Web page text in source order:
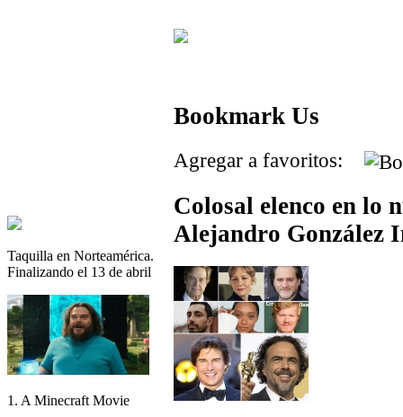
Taquilla en Norteamérica.
Finalizando el 13 de abril
1. A Minecraft Movie
Bookmark Us
Agregar a favoritos:
Colosal elenco en lo
Alejandro González